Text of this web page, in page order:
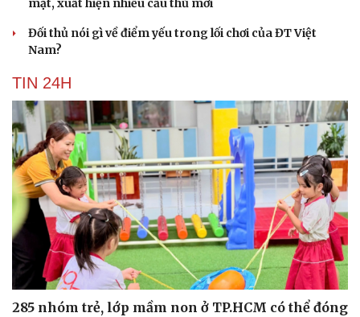
mặt, xuất hiện nhiều cầu thủ mới
Đối thủ nói gì về điểm yếu trong lối chơi của ĐT Việt
Nam?
TIN 24H
285 nhóm trẻ, lớp mầm non ở TP.HCM có thể đóng